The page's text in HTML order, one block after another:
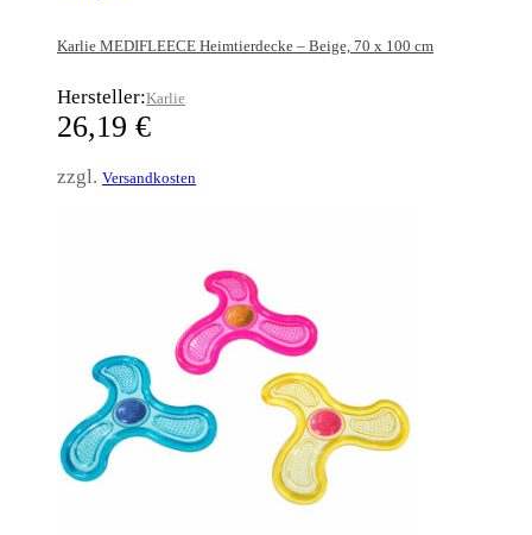
Karlie MEDIFLEECE Heimtierdecke – Beige, 70 x 100 cm
Hersteller:Karlie
26,19 €
zzgl. Versandkosten